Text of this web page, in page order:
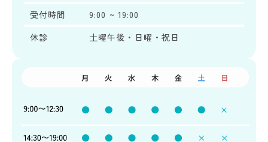
受付時間
9:00 ~ 19:00
休診
土曜午後・日曜・祝日